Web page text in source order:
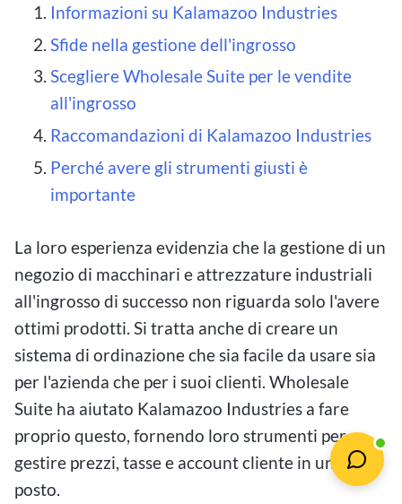
Informazioni su Kalamazoo Industries
Sfide nella gestione dell'ingrosso
Scegliere Wholesale Suite per le vendite
all'ingrosso
Raccomandazioni di Kalamazoo Industries
Perché avere gli strumenti giusti è
importante
La loro esperienza evidenzia che la gestione di un
negozio di macchinari e attrezzature industriali
all'ingrosso di successo non riguarda solo l'avere
ottimi prodotti. Si tratta anche di creare un
sistema di ordinazione che sia facile da usare sia
per l'azienda che per i suoi clienti. Wholesale
Suite ha aiutato Kalamazoo Industries a fare
proprio questo, fornendo loro strumenti per
gestire prezzi, tasse e account cliente in un unico
posto.